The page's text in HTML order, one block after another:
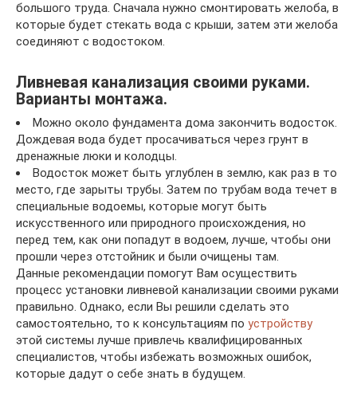
большого труда. Сначала нужно смонтировать желоба, в
которые будет стекать вода с крыши, затем эти желоба
соединяют с водостоком.
Ливневая канализация своими руками.
Варианты монтажа.
Можно около фундамента дома закончить водосток.
Дождевая вода будет просачиваться через грунт в
дренажные люки и колодцы.
Водосток может быть углублен в землю, как раз в то
место, где зарыты трубы. Затем по трубам вода течет в
специальные водоемы, которые могут быть
искусственного или природного происхождения, но
перед тем, как они попадут в водоем, лучше, чтобы они
прошли через отстойник и были очищены там.
Данные рекомендации помогут Вам осуществить
процесс установки ливневой канализации своими руками
правильно. Однако, если Вы решили сделать это
самостоятельно, то к консультациям по устройству
этой системы лучше привлечь квалифицированных
специалистов, чтобы избежать возможных ошибок,
которые дадут о себе знать в будущем.